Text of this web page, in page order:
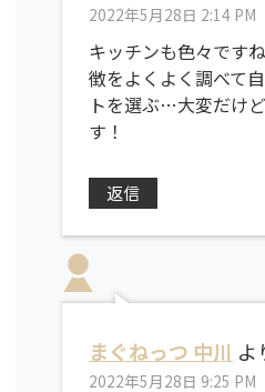
2022年5月28日 2:14 PM
キッチンも色々ですね
徴をよくよく調べて
トを選ぶ…大変だけ
す！
返信
まぐねっつ 中川 よ
2022年5月28日 9:25 PM